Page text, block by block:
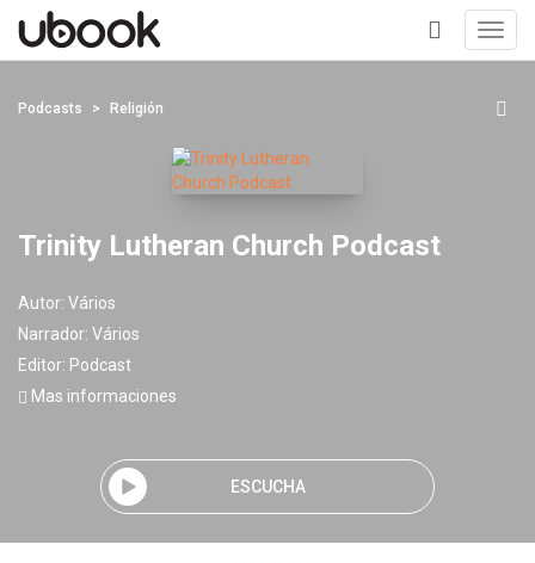
+
Podcasts Religión
Trinity Lutheran Church Podcast
Autor: Vários
Narrador: Vários
Editor: Podcast
Mas informaciones
ESCUCHA